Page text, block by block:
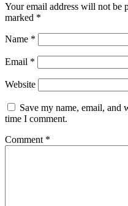
Your email address will not be
marked *
Name *
Email *
Website
Save my name, email, and
time I comment.
Comment *